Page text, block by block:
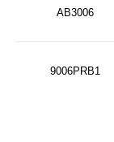
AB3006
9006PRB1